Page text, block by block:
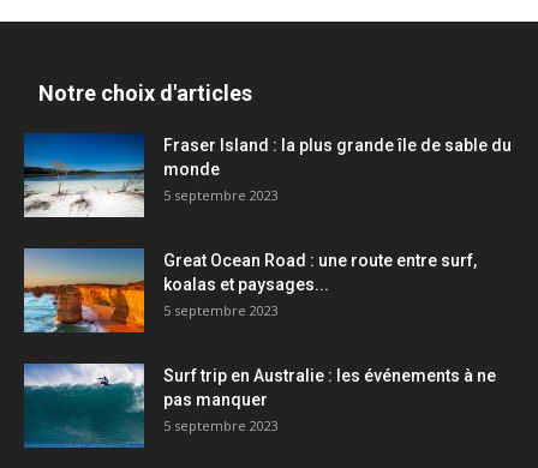
Notre choix d'articles
Fraser Island : la plus grande île de sable du
monde
5 septembre 2023
Great Ocean Road : une route entre surf,
koalas et paysages...
5 septembre 2023
Surf trip en Australie : les événements à ne
pas manquer
5 septembre 2023